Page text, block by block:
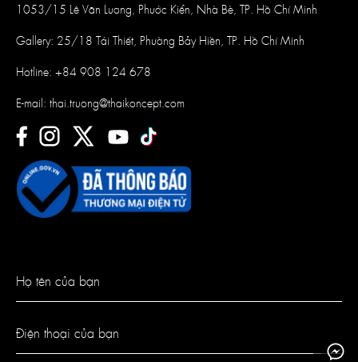
1053/15 Lê Văn Lương, Phước Kiển, Nhà Bè, TP. Hồ Chí Minh
Gallery: 25/18 Tái Thiết, Phường Bảy Hiền, TP. Hồ Chí Minh
Hotline: +84 908 124 678
E-mail: thai.truong@thaikoncept.com